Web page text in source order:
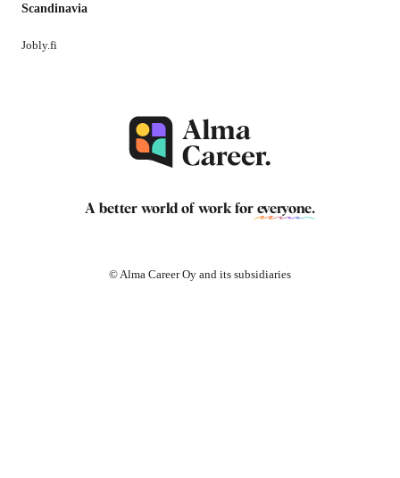
Scandinavia
Jobly.fi
A better world of work for everyone.
© Alma Career Oy and its subsidiaries